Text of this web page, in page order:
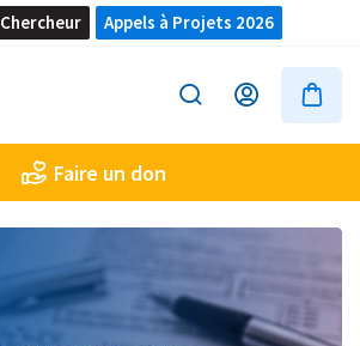
Chercheur Appels à Projets 2026
Faire un don